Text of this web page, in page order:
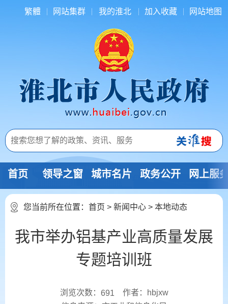
繁體 网站集群 我的淮北 加入收藏 网站地图
首页 领导之窗 城市名片 政务公开 网上服
您当前所在位置： 首页 > 新闻中心 > 本地动态
我市举办铝基产业高质量发展
专题培训班
浏览次数： 691
作者：hbjxw